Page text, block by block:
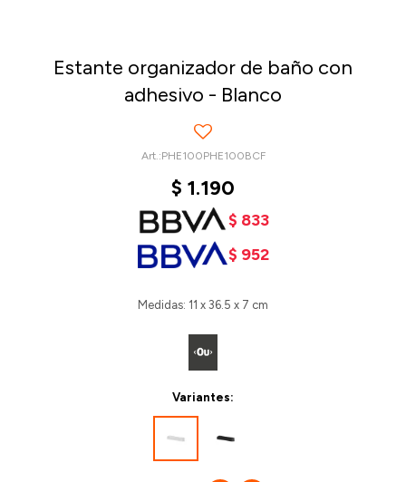
Estante organizador de baño con
adhesivo - Blanco
PHE100PHE100BCF
$ 1.190
$ 833
$ 952
Medidas: 11 x 36.5 x 7 cm
Variantes: